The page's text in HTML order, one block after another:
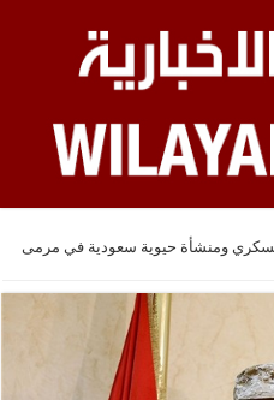
عسكري ومنشأة حيوية سعودية في مرمى